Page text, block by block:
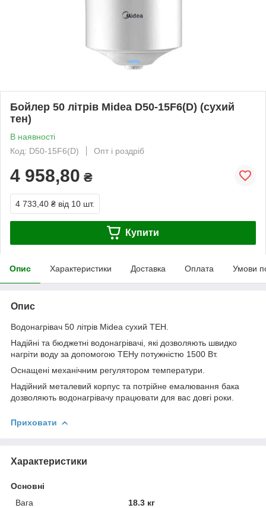
Бойлер 50 літрів Midea D50-15F6(D) (сухий
тен)
В наявності
Код: D50-15F6(D)
Опт і роздріб
4 958,80 ₴
4 733,40 ₴ від 10 шт.
Купити
Опис Характеристики Доставка Оплата Умови
Опис
Водонагрівач 50 літрів Midea сухий ТЕН.
Надійні та бюджетні водонагрівачі, які дозволяють швидко
нагріти воду за допомогою ТЕНу потужністю 1500 Вт.
Оснащені механічним регулятором температури.
Надійний металевий корпус та потрійне емалювання бака
дозволяють водонагрівачу працювати для вас довгі роки.
Приховати
Характеристики
Основні
Вага
18.3 кг